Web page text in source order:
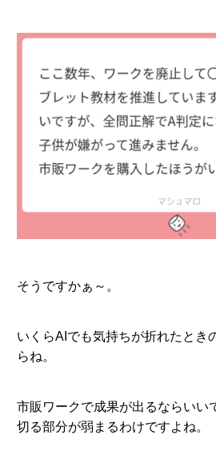
そうですかぁ～。
いくらAIでも気持ちが折れたとき
らね。
市販ワークで成果が出るならいい
切る部分が弱まるわけですよね。